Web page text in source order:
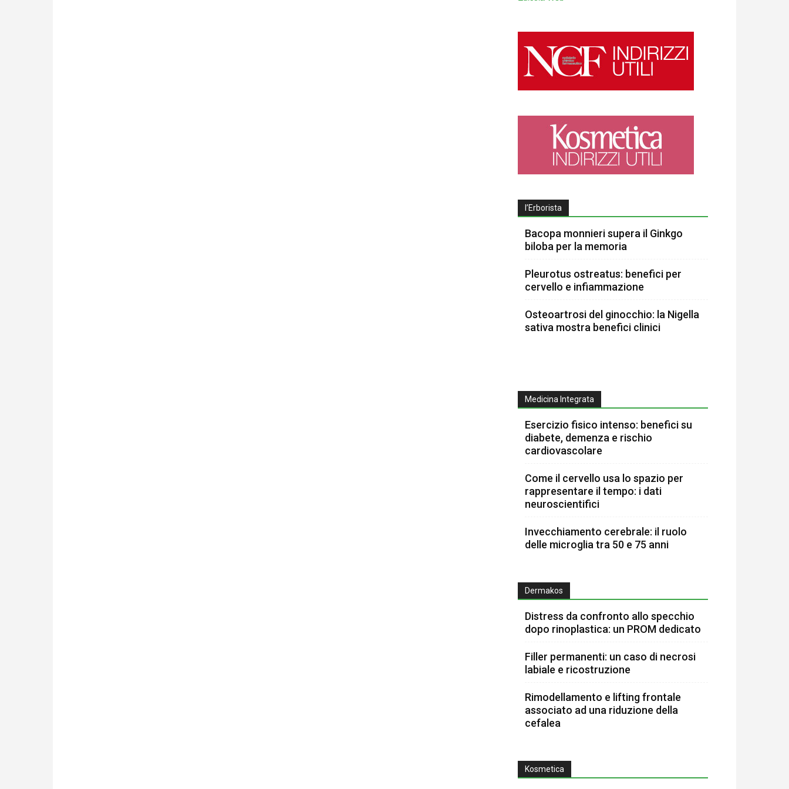
l’Erborista
Bacopa monnieri supera il Ginkgo
biloba per la memoria
Pleurotus ostreatus: benefici per
cervello e infiammazione
Osteoartrosi del ginocchio: la Nigella
sativa mostra benefici clinici
Medicina Integrata
Esercizio fisico intenso: benefici su
diabete, demenza e rischio
cardiovascolare
Come il cervello usa lo spazio per
rappresentare il tempo: i dati
neuroscientifici
Invecchiamento cerebrale: il ruolo
delle microglia tra 50 e 75 anni
Dermakos
Distress da confronto allo specchio
dopo rinoplastica: un PROM dedicato
Filler permanenti: un caso di necrosi
labiale e ricostruzione
Rimodellamento e lifting frontale
associato ad una riduzione della
cefalea
Kosmetica